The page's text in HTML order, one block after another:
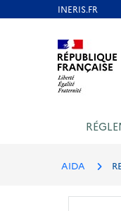
Aller au contenu
AIDA